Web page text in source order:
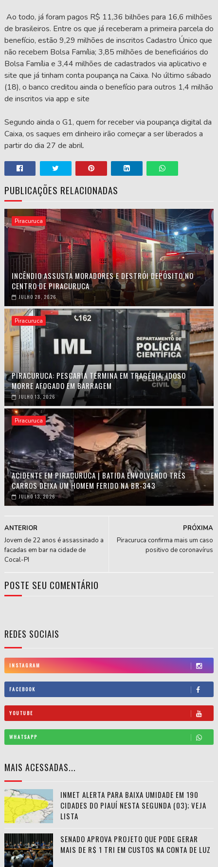
Ao todo, já foram pagos R$ 11,36 bilhões para 16,6 milhões
de brasileiros. Entre os que já receberam a primeira parcela do
benefício, estão 9,29 milhões de inscritos Cadastro Único que
não recebem Bolsa Família; 3,85 milhões de beneficiários do
Bolsa Família e 3,44 milhões de cadastrados via aplicativo e
site que já tinham conta poupança na Caixa. No último sábado
(18), o banco creditou ainda o benefício para outros 1,4 milhão
de inscritos via app e site
Segundo ainda o G1, quem for receber via poupança digital da
Caixa, os saques em dinheiro irão começar a ser liberados a
partir do dia 27 de abril.
PUBLICAÇÕES RELACIONADAS
Piracuruca
INCÊNDIO ASSUSTA MORADORES E DESTRÓI DEPÓSITO NO
CENTRO DE PIRACURUCA
JULHO 28, 2026
Piracuruca
PIRACURUCA: PESCARIA TERMINA EM TRAGÉDIA; IDOSO
MORRE AFOGADO EM BARRAGEM
JULHO 13, 2026
Piracuruca
ACIDENTE EM PIRACURUCA | BATIDA ENVOLVENDO TRÊS
CARROS DEIXA UM HOMEM FERIDO NA BR-343
JULHO 13, 2026
PRÓXIMA
Piracuruca confirma mais um caso
positivo de coronavírus
ANTERIOR
Jovem de 22 anos é assassinado a
facadas em bar na cidade de
Cocal-PI
POSTE SEU COMENTÁRIO
REDES SOCIAIS
INSTAGRAM
FACEBOOK
YOUTUBE
WHATSAPP
MAIS ACESSADAS...
INMET ALERTA PARA BAIXA UMIDADE EM 190
CIDADES DO PIAUÍ NESTA SEGUNDA (03); VEJA
LISTA
SENADO APROVA PROJETO QUE PODE GERAR
MAIS DE R$ 1 TRI EM CUSTOS NA CONTA DE LUZ